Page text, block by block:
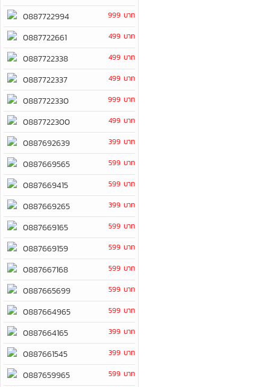
0887722994
999 บาท
0887722661 499 บาท
0887722338 499 บาท
0887722337 499 บาท
0887722330 999 บาท
0887722300 499 บาท
0887692639 399 บาท
0887669565 599 บาท
0887669415 599 บาท
0887669265 399 บาท
0887669165 599 บาท
0887669159 599 บาท
0887667168 599 บาท
0887665699 599 บาท
0887664965 599 บาท
0887664165 399 บาท
0887661545 399 บาท
0887659965 599 บาท